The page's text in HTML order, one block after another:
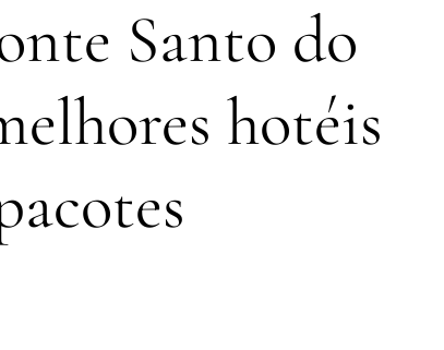
Santo do
hotéis